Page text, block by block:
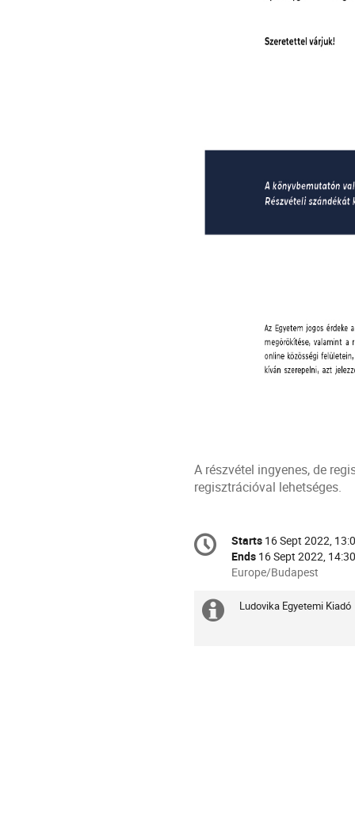
A részvétel ingyenes, de
regisztrációval lehetséges.
Conference
information
Date/Time
Starts 16 Sept 2022,
Ends 16 Sept 2022, 14:30
All
are
Europe/Budapest
Extra
Ludovika Egyetemi Kiadó